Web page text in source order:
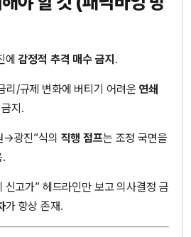
에 감정적 추격 매수 금지 .
리/규제 변화에 버티기 어려운 연쇄
지.
→광진”식의 직행 점프는 조정 국면을
.
신고가” 헤드라인만 보고 의사결정 금
가 항상 존재.